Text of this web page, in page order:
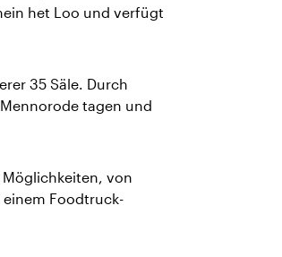
het Loo und verfügt
35 Säle. Durch
tagen und
Möglichkeiten, von
Foodtruck-